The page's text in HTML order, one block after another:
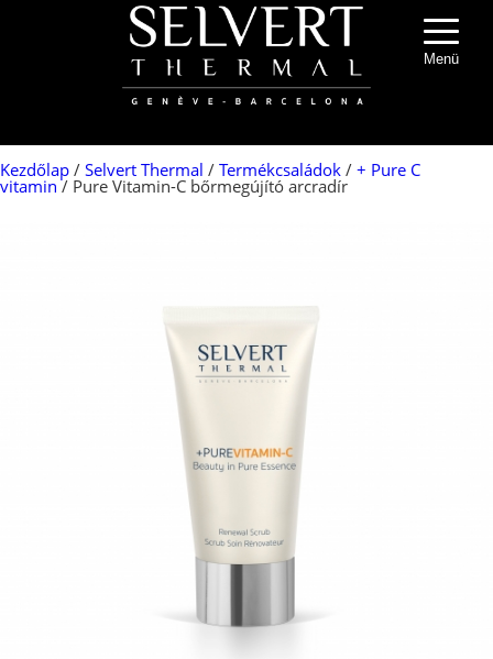
Menü
Kezdőlap / Selvert Thermal / Termékcsaládok / + Pure C
vitamin / Pure Vitamin-C bőrmegújító arcradír